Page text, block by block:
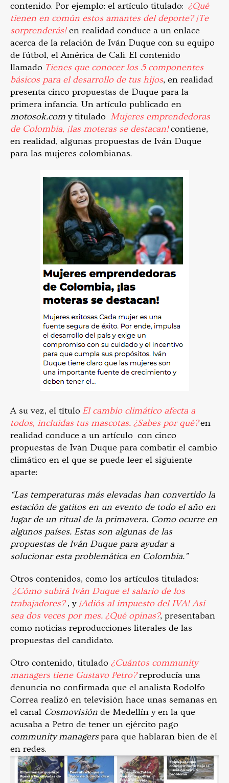
contenido. Por ejemplo: el artículo titulado: ¿Qué
tienen en común estos amantes del deporte? ¡Te
sorprenderás!en realidad conduce a un enlace
acerca de la relación de Iván Duque con su equipo
de fútbol, el América de Cali. El contenido
llamado Tienes que conocer los 5 componentes
básicos para el desarrollo de tus hijos, en realidad
presenta cinco propuestas de Duque para la
primera infancia. Un artículo publicado en
motosok.comy titulado Mujeres emprendedoras
de Colombia, ¡las moteras se destacan!contiene,
en realidad, algunas propuestas de Iván Duque
para las mujeres colombianas.
A su vez, el título El cambio climático afecta a
todos, incluidas tus mascotas. ¿Sabes por qué?en
realidad conduce a un artículo con cinco
propuestas de Iván Duque para combatir el cambio
climático en el que se puede leer el siguiente
aparte:
“Las temperaturas más elevadas han convertido la
estación de gatitos en un evento de todo el año en
lugar de un ritual de la primavera. Como ocurre en
algunos países. Estas son algunas de las
propuestas de Iván Duque para ayudar a
solucionar esta problemática en Colombia.”
Otros contenidos, como los artículos titulados:
¿Cómo subirá Iván Duque el salario de los
trabajadores? , y ¡Adiós al impuesto del IVA! Así
sea dos veces por mes. ¿Qué opinas?, presentaban
como noticias reproducciones literales de las
propuestas del candidato.
Otro contenido, titulado ¿Cuántos community
managers tiene Gustavo Petro?reproducía una
denuncia no confirmada que el analista Rodolfo
Correa realizó en televisión hace unas semanas en
el canal Cosmovisión de Medellín y en la que
acusaba a Petro de tener un ejército pago
community managerspara que hablaran bien de él
en redes.